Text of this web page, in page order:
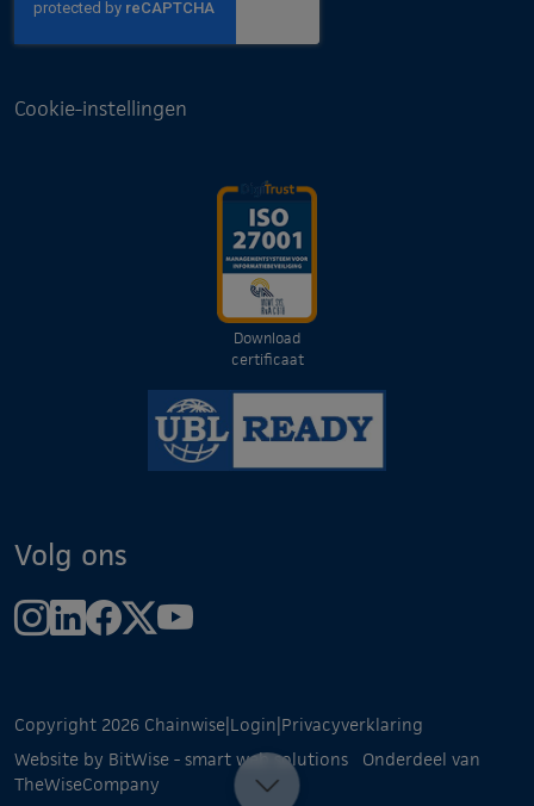
Cookie-instellingen
Download
certificaat
Volg ons
Copyright 2026 Chainwise|Login|Privacyverklaring
Website by BitWise - smart web solutions
Onderdeel van
TheWiseCompany